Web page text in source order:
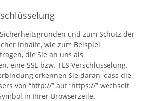
und zum Schutz der
Inhalte, wie zum Beispiel
die Sie an uns als
eine SSL-bzw. TLS-Verschlüsselung.
erkennen Sie daran, dass die
von “http://” auf “https://” wechselt
in Ihrer Browserzeile.